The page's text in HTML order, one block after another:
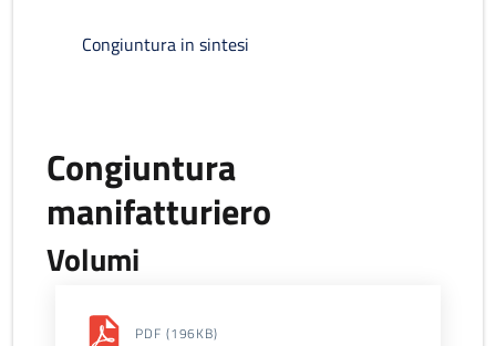
Congiuntura in sintesi
Congiuntura
manifatturiero
Volumi
PDF (196KB)